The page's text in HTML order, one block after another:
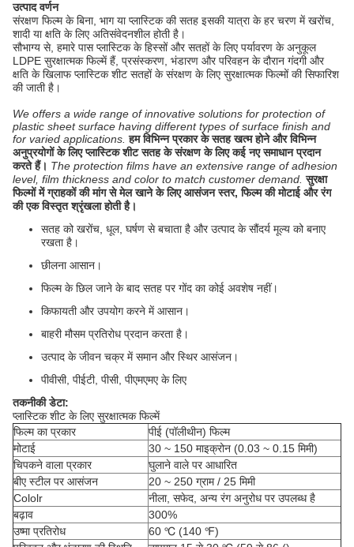
उत्पाद वर्णन
संरक्षण फिल्म के बिना, भाग या प्लास्टिक की सतह इसकी यात्रा के हर चरण में खरोंच,
शादी या क्षति के लिए अतिसंवेदनशील होती है।
सौभाग्य से, हमारे पास प्लास्टिक के हिस्सों और सतहों के लिए पर्यावरण के अनुकूल
LDPE सुरक्षात्मक फिल्में हैं, प्रसंस्करण, भंडारण और परिवहन के दौरान गंदगी और
क्षति के खिलाफ प्लास्टिक शीट सतहों के संरक्षण के लिए सुरक्षात्मक फिल्मों की सिफारिश
की जाती है।
We offers a wide range of innovative solutions for protection of
plastic sheet surface having different types of surface finish and
for varied applications. हम विभिन्न प्रकार के सतह खत्म होने और विभिन्न
अनुप्रयोगों के लिए प्लास्टिक शीट सतह के संरक्षण के लिए कई नए समाधान प्रदान
करते हैं। The protection films have an extensive range of adhesion
level, film thickness and color to match customer demand. सुरक्षा
फिल्मों में ग्राहकों की मांग से मेल खाने के लिए आसंजन स्तर, फिल्म की मोटाई और रंग
की एक विस्तृत श्रृंखला होती है।
सतह को खरोंच, धूल, घर्षण से बचाता है और उत्पाद के सौंदर्य मूल्य को बनाए
रखता है।
छीलना आसान।
फिल्म के छिल जाने के बाद सतह पर गोंद का कोई अवशेष नहीं।
किफायती और उपयोग करने में आसान।
बाहरी मौसम प्रतिरोध प्रदान करता है।
उत्पाद के जीवन चक्र में समान और स्थिर आसंजन।
पीवीसी, पीईटी, पीसी, पीएमएमए के लिए
तकनीकी डेटा:
प्लास्टिक शीट के लिए सुरक्षात्मक फिल्में
फिल्म का प्रकार
पीई (पॉलीथीन) फिल्म
मोटाई
30 ~ 150 माइक्रोन (0.03 ~ 0.15 मिमी)
चिपकने वाला प्रकार
घुलाने वाले पर आधारित
बीए स्टील पर आसंजन
20 ~ 250 ग्राम / 25 मिमी
Cololr
नीला, सफेद, अन्य रंग अनुरोध पर उपलब्ध है
बढ़ाव
300%
उष्मा प्रतिरोध
60 ℃ (140 ℉)